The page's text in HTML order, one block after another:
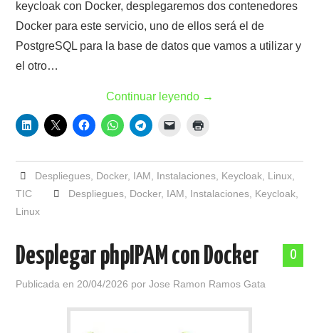
keycloak con Docker, desplegaremos dos contenedores
Docker para este servicio, uno de ellos será el de
PostgreSQL para la base de datos que vamos a utilizar y
el otro…
Continuar leyendo →
Despliegues, Docker, IAM Instalaciones, Keycloak, Linux,
TIC
Despliegues, Docker, IAM Instalaciones, Keycloak,
Linux
0
Desplegar phpIPAM con Docker
Publicada en 20/04/2026 porJose Ramon Ramos Gata